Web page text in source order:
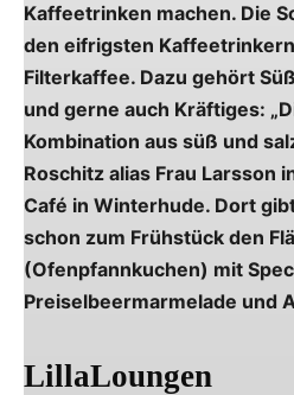
Kaffeetrinken machen. Die
den eifrigsten
Filterkaffee. Dazu gehört
und gerne auch Kräftiges:
Kombination aus süß und
Roschitz alias Frau Larsson
Café in Winterhude. Dort
schon zum Frühstück den
(Ofenpfannkuchen) mit
Preiselbeermarmelade und
LillaLoungen